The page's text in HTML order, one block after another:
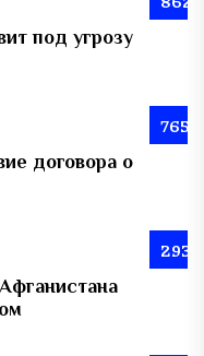
под угрозу
765
договора о
293